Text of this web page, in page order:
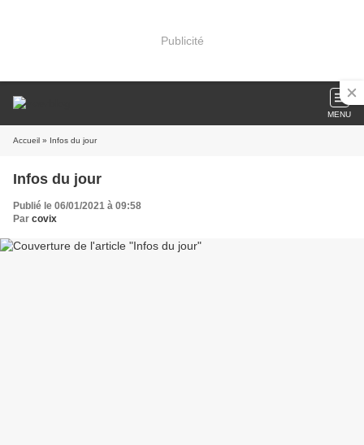
Publicité
MENU
Accueil » Infos du jour
Infos du jour
Publié le 06/01/2021 à 09:58
Par covix